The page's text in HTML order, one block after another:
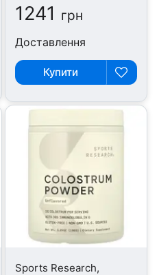
1241 грн
Доставлення
Купити
Sports Research,